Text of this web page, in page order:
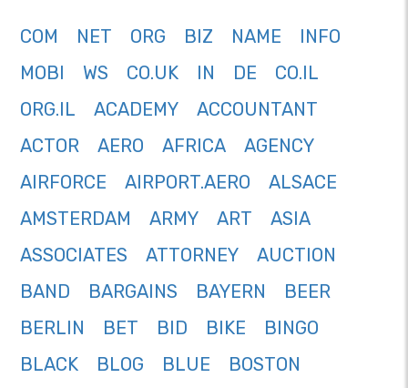
COM NET ORG BIZ NAME
INFO
MOBI
WS CO.UK IN DE
CO.IL
ORG.IL
ACADEMY
ACCOUNTANT
ACTOR
AERO AFRICA
AGENCY
AIRFORCE
AIRPORT.AERO
ALSACE
AMSTERDAM
ARMY ART
ASIA
ASSOCIATES
ATTORNEY
AUCTION
BAND
BARGAINS BAYERN
BEER
BERLIN
BET BID BIKE
BINGO
BLACK
BLOG BLUE
BOSTON